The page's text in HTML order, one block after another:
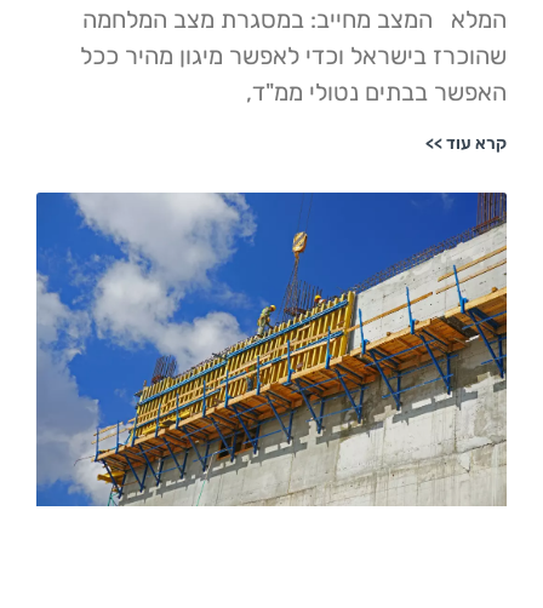
מחייב: במסגרת מצב המלחמה
בישראל וכדי לאפשר מיגון מהיר ככל
בבתים נטולי ממ"ד,